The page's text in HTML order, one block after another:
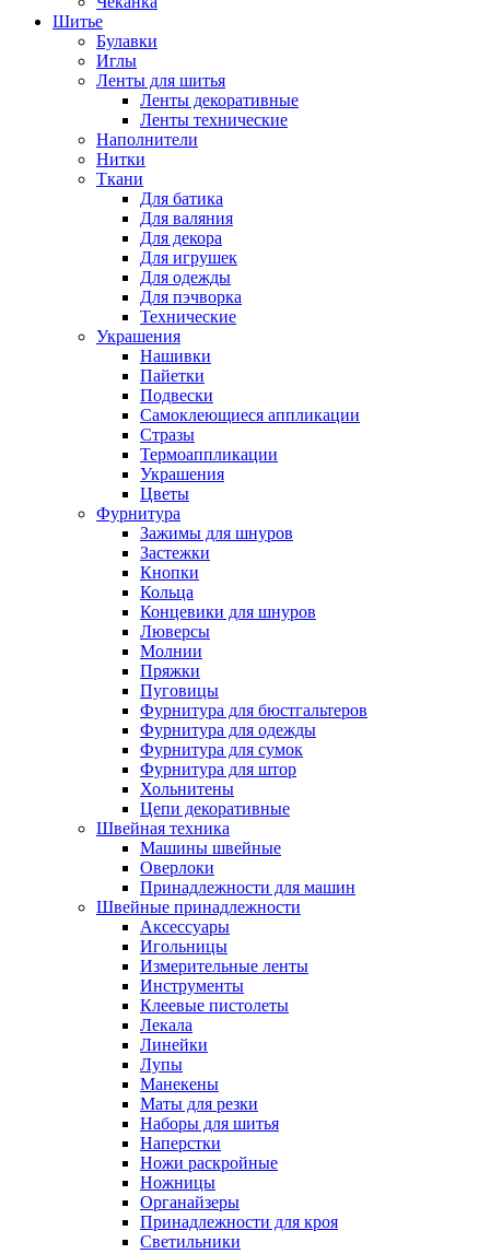
Шитье
Булавки
Иглы
Ленты для шитья
Ленты декоративные
Ленты технические
Наполнители
Нитки
Ткани
Для батика
Для валяния
Для декора
Для игрушек
Для одежды
Для пэчворка
Технические
Украшения
Нашивки
Пайетки
Подвески
Самоклеющиеся аппликации
Стразы
Термоаппликации
Украшения
Цветы
Фурнитура
Зажимы для шнуров
Застежки
Кнопки
Кольца
Концевики для шнуров
Люверсы
Молнии
Пряжки
Пуговицы
Фурнитура для бюстгальтеров
Фурнитура для одежды
Фурнитура для сумок
Фурнитура для штор
Хольнитены
Цепи декоративные
Швейная техника
Машины швейные
Оверлоки
Принадлежности для машин
Швейные принадлежности
Аксессуары
Игольницы
Измерительные ленты
Инструменты
Клеевые пистолеты
Лекала
Линейки
Лупы
Манекены
Маты для резки
Наборы для шитья
Наперстки
Ножи раскройные
Ножницы
Органайзеры
Принадлежности для кроя
Светильники